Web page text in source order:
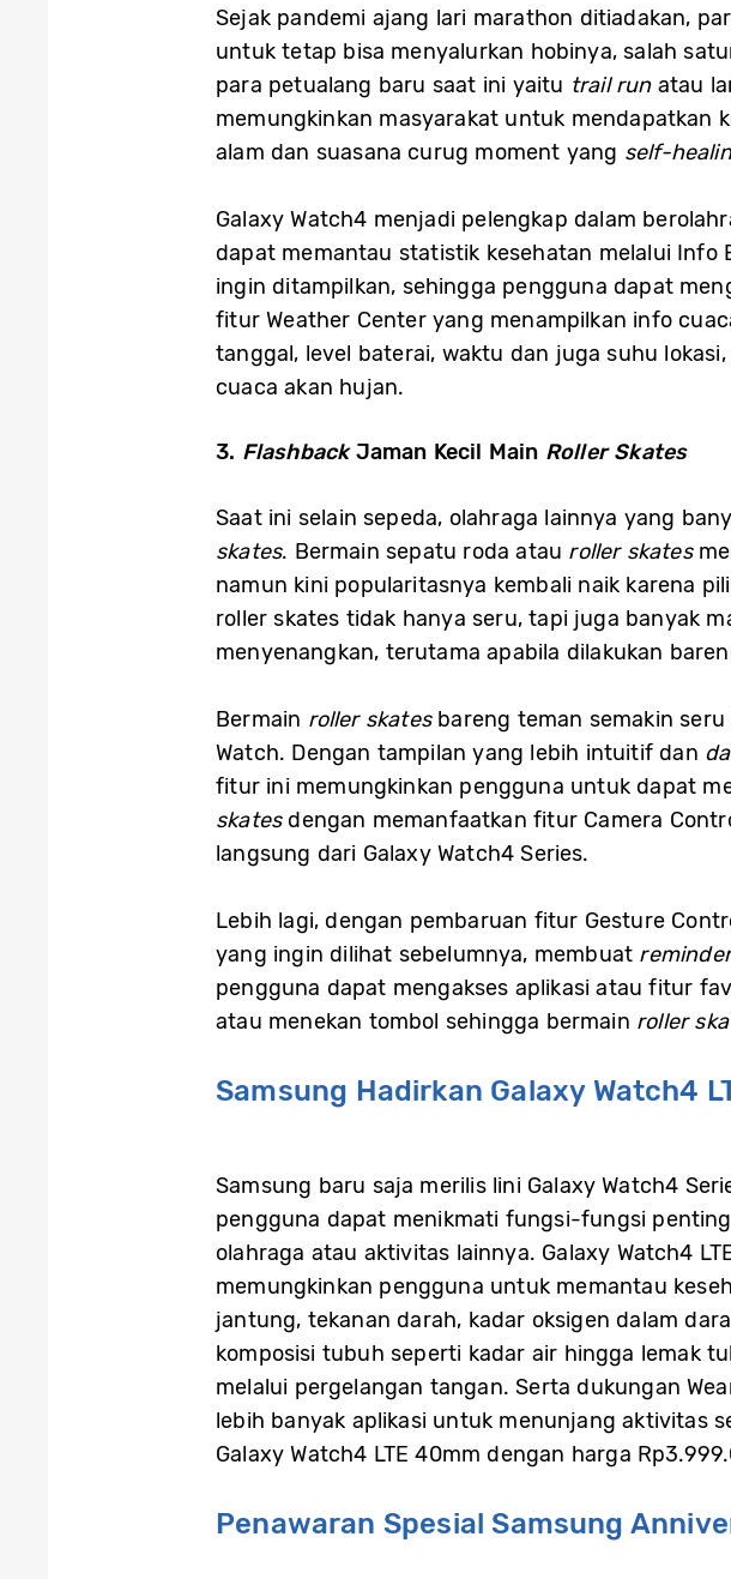
Sejak pandemi ajang lari marathon ditiadakan,
untuk tetap bisa menyalurkan hobinya, salah
para petualang baru saat ini yaitu trail runatau
memungkinkan masyarakat untuk mendapatkan
alam dan suasana curug moment yang self-
Galaxy Watch4 menjadi pelengkap dalam
dapat memantau statistik kesehatan melalui
ingin ditampilkan, sehingga pengguna dapat
fitur Weather Center yang menampilkan info
tanggal, level baterai, waktu dan juga suhu
cuaca akan hujan.
3. FlashbackJaman Kecil Main Roller Skates
Saat ini selain sepeda, olahraga lainnya yang
skates. Bermain sepatu roda atau roller skates
namun kini popularitasnya kembali naik karena
roller skates tidak hanya seru, tapi juga banyak
menyenangkan, terutama apabila dilakukan
Bermain roller skatesbareng teman semakin seru
Watch. Dengan tampilan yang lebih intuitif dan
fitur ini memungkinkan pengguna untuk dapat
skatesdengan memanfaatkan fitur Camera
langsung dari Galaxy Watch4 Series.
Lebih lagi, dengan pembaruan fitur Gesture
yang ingin dilihat sebelumnya, membuat reminder
pengguna dapat mengakses aplikasi atau fitur
atau menekan tombol sehingga bermain roller
Samsung Hadirkan Galaxy Watch4
Samsung baru saja merilis lini Galaxy Watch4
pengguna dapat menikmati fungsi-fungsi penting
olahraga atau aktivitas lainnya. Galaxy Watch4
memungkinkan pengguna untuk memantau
jantung, tekanan darah, kadar oksigen dalam
komposisi tubuh seperti kadar air hingga lemak
melalui pergelangan tangan. Serta dukungan
lebih banyak aplikasi untuk menunjang aktivitas
Galaxy Watch4 LTE 40mm dengan harga
Penawaran Spesial Samsung